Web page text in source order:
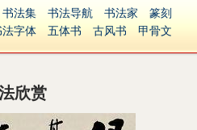
书法集 书法导航 书法家
篆刻
法字体 五体书 古风书
甲骨文
大字
医 象棋
字 英语 印章 签名
欣赏